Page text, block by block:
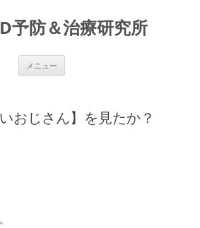
予防＆治療研究所
メニュー
おじさん】を見たか？